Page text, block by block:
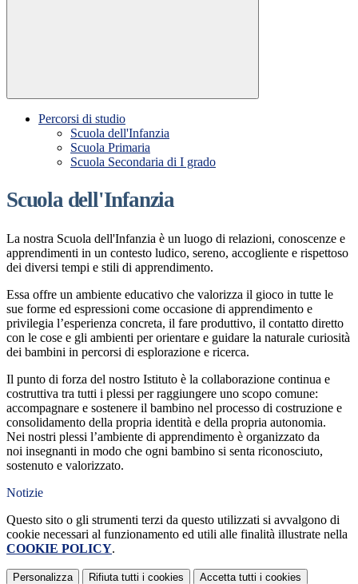
Percorsi di studio
Scuola dell'Infanzia
Scuola Primaria
Scuola Secondaria di I grado
Scuola dell'Infanzia
La nostra Scuola dell'Infanzia è un luogo di relazioni, conoscenze e
apprendimenti in un contesto ludico, sereno, accogliente e rispettoso
dei diversi tempi e stili di apprendimento.
Essa offre un ambiente educativo che valorizza il gioco in tutte le
sue forme ed espressioni come occasione di apprendimento e
privilegia l’esperienza concreta, il fare produttivo, il contatto diretto
con le cose e gli ambienti per orientare e guidare la naturale curiosità
dei bambini in percorsi di esplorazione e ricerca.
Il punto di forza del nostro Istituto è la collaborazione continua e
costruttiva tra tutti i plessi per raggiungere uno scopo comune:
accompagnare e sostenere il bambino nel processo di costruzione e
consolidamento della propria identità e della propria autonomia.
Nei nostri plessi l’ambiente di apprendimento è organizzato da
noi insegnanti in modo che ogni bambino si senta riconosciuto,
sostenuto e valorizzato.
Notizie
Questo sito o gli strumenti terzi da questo utilizzati si avvalgono di
cookie necessari al funzionamento ed utili alle finalità illustrate nella
COOKIE POLICY.
Personalizza Rifiuta tutti i cookies Accetta tutti i cookies